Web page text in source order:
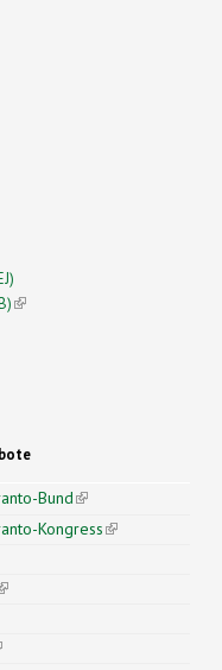
(link is external)
Bund(link is
external)
Kongress(link is
is external)
is external)